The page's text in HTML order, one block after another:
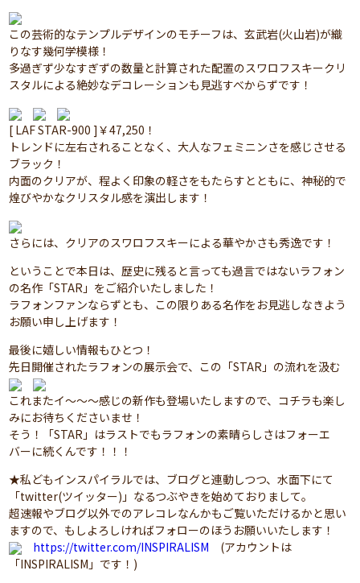
この芸術的なテンプルデザインのモチーフは、玄武岩(火山岩)が織
りなす幾何学模様！
多過ぎず少なすぎずの数量と計算された配置のスワロフスキークリ
スタルによる絶妙なデコレーションも見逃すべからずです！
[ LAF STAR-900 ]￥47,250！
トレンドに左右されることなく、大人なフェミニンさを感じさせる
ブラック！
内面のクリアが、程よく印象の軽さをもたらすとともに、神秘的で
煌びやかなクリスタル感を演出します！
さらには、クリアのスワロフスキーによる華やかさも秀逸です！
ということで本日は、歴史に残ると言っても過言ではないラフォン
の名作「STAR」をご紹介いたしました！
ラフォンファンならずとも、この限りある名作をお見逃しなきよう
お願い申し上げます！
最後に嬉しい情報もひとつ！
先日開催されたラフォンの展示会で、この「STAR」の流れを汲む
これまたイ～～～感じの新作も登場いたしますので、コチラも楽し
みにお待ちくださいませ！
そう！「STAR」はラストでもラフォンの素晴らしさはフォーエ
バーに続くんです！！！
★私どもインスパイラルでは、ブログと連動しつつ、水面下にて
「twitter(ツイッター)」なるつぶやきを始めておりまして。
超速報やブログ以外でのアレコレなんかもご覧いただけるかと思い
ますので、もしよろしければフォローのほうお願いいたします！
https://twitter.com/INSPIRALISM (アカウントは
「INSPIRALISM」です！)